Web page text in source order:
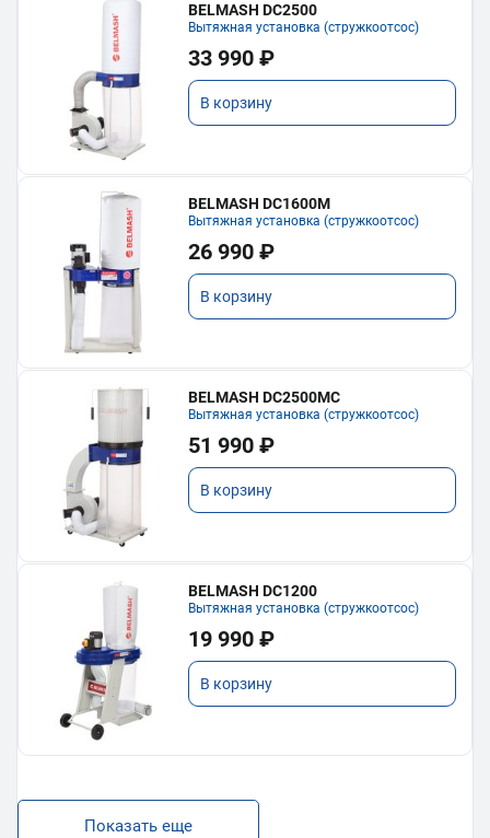
BELMASH DC2500
Вытяжная установка (стружкоотсос)
33 990 ₽
В корзину
BELMASH DC1600M
Вытяжная установка (стружкоотсос)
26 990 ₽
В корзину
BELMASH DC2500MC
Вытяжная установка (стружкоотсос)
51 990 ₽
В корзину
BELMASH DC1200
Вытяжная установка (стружкоотсос)
19 990 ₽
В корзину
Показать еще